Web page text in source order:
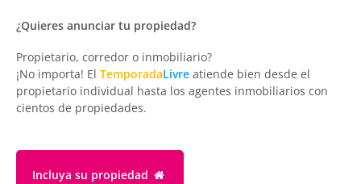
¿Quieres anunciar tu propiedad?
Propietario, corredor o inmobiliario?
¡No importa! El TemporadaLivre atiende bien desde el
propietario individual hasta los agentes inmobiliarios con
cientos de propiedades.
Incluya su propiedad